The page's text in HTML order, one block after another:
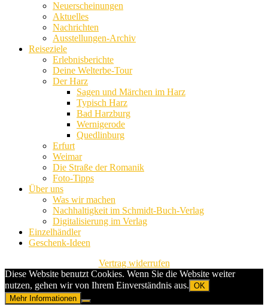
Neuerscheinungen
Aktuelles
Nachrichten
Ausstellungen-Archiv
Reiseziele
Erlebnisberichte
Deine Welterbe-Tour
Der Harz
Sagen und Märchen im Harz
Typisch Harz
Bad Harzburg
Wernigerode
Quedlinburg
Erfurt
Weimar
Die Straße der Romanik
Foto-Tipps
Über uns
Was wir machen
Nachhaltigkeit im Schmidt-Buch-Verlag
Digitalisierung im Verlag
Einzelhändler
Geschenk-Ideen
Vertrag widerrufen
Diese Website benutzt Cookies. Wenn Sie die Website weiter
nutzen, gehen wir von Ihrem Einverständnis aus. OK
Mehr Informationen